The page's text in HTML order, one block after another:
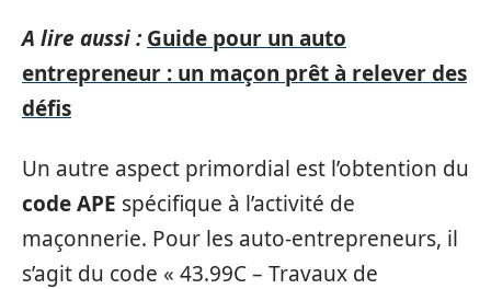
A lire aussi : Guide pour un auto
entrepreneur : un maçon prêt à relever des
défis
Un autre aspect primordial est l’obtention du
code APE spécifique à l’activité de
maçonnerie. Pour les auto-entrepreneurs, il
s’agit du code « 43.99C – Travaux de